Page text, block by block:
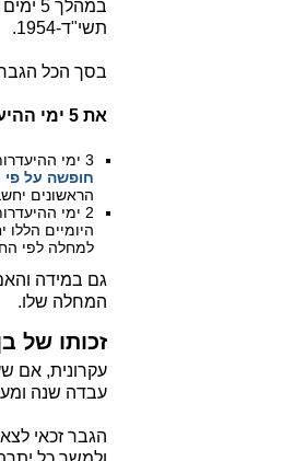
תשי"ד-1954.
בסך הכל הגבר יהיה רשאי
את 5 ימי ההיעדרות הללו יש לחשב באופן הבא:
3 ימי ההיעדרות הראשונים יחשבו כימים על חשבון ימי החופשה השנתית שלו, במידה ונותרו לו
חופשה על
הראשונים יחשבו כ-3 ימי חופשה
היומיים הללו
למחלה לפי החוק,
גם במידה
המחלה שלו.
זכותו של
עקרונית, אם
עבדה שנה ומעלה,
הגבר זכאי